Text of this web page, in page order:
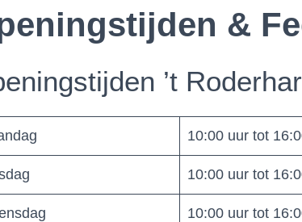
&
’t
10:00 uur tot
10:00 uur tot
10:00 uur tot